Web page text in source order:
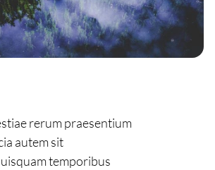
rerum praesentium
autem sit
temporibus